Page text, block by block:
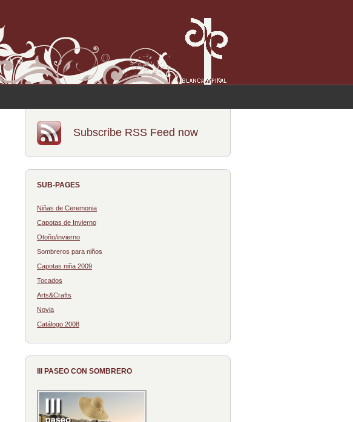
Subscribe RSS Feed now
SUB-PAGES
Niñas de Ceremonia
Capotas de Invierno
Otoño/invierno
Sombreros para niños
Capotas niña 2009
Tocados
Arts&Crafts
Novia
Catálogo 2008
III PASEO CON SOMBRERO